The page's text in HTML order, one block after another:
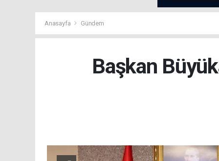
Anasayfa Gündem
Başkan